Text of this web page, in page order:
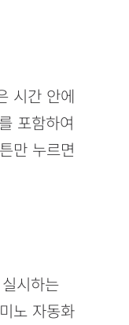
시간 안에
포함하여
만 누르면
시하는
노 자동화